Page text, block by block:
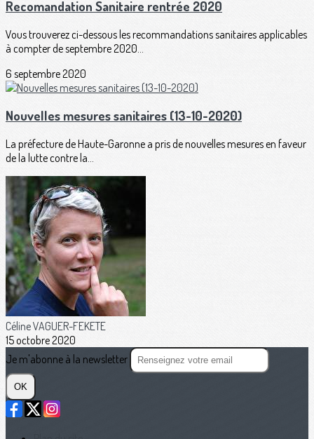
Recomandation Sanitaire rentrée 2020
Vous trouverez ci-dessous les recommandations sanitaires applicables
à compter de septembre 2020...
6 septembre 2020
Nouvelles mesures sanitaires (13-10-2020)
La préfecture de Haute-Garonne a pris de nouvelles mesures en faveur
de la lutte contre la...
Céline VAGUER-FEKETE
15 octobre 2020
Je m'abonne à la newsletter
OK